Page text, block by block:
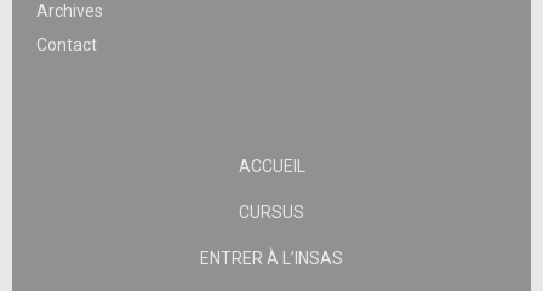
Archives
Contact
ACCUEIL
CURSUS
ENTRER À L’INSAS